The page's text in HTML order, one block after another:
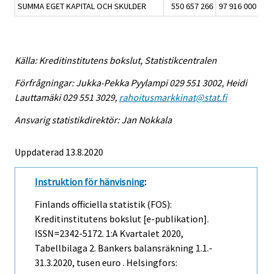
SUMMA EGET KAPITAL OCH SKULDER
550 657 266 97 916 000
Källa: Kreditinstitutens bokslut, Statistikcentralen
Förfrågningar: Jukka-Pekka Pyylampi 029 551 3002, Heidi
Lauttamäki 029 551 3029, rahoitusmarkkinat@stat.fi
Ansvarig statistikdirektör: Jan Nokkala
Uppdaterad 13.8.2020
Instruktion för hänvisning:
Finlands officiella statistik (FOS):
Kreditinstitutens bokslut [e-publikation].
ISSN=2342-5172. 1:a Kvartalet 2020,
Tabellbilaga 2. Bankers balansräkning 1.1.-
31.3.2020, tusen euro . Helsingfors: